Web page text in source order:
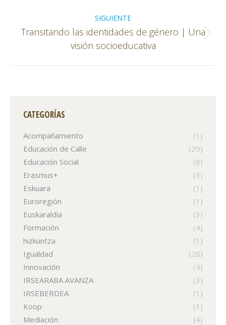
SIGUIENTE
Publicación
siguiente:
Transitando las identidades de género | Una
visión socioeducativa
CATEGORÍAS
Acompañamiento
(1)
Educación de Calle
(29)
Educación Social
(8)
Erasmus+
(3)
Eskuara
(1)
Euroregión
(1)
Euskaraldia
(3)
Formación
(4)
hizkuntza
(1)
Igualdad
(20)
Innovación
(4)
IRSEARABA AVANZA
(3)
IRSEBERDEA
(1)
Koop
(1)
Mediación
(4)